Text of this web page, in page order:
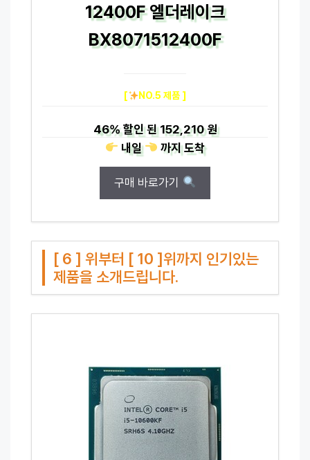
12400F 엘더레이크
BX8071512400F
[ NO.5 제품 ]
46%할인 된152,210 원
내일
까지도착
구매 바로가기
[ 6 ] 위부터 [ 10 ]위까지 인기있는
제품을 소개드립니다.